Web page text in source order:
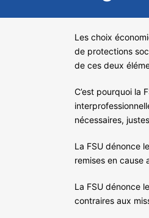
Les choix
de protections
de ces deux
C’est pourquoi la
nécessaires,
La FSU dénonce
remises en cause
La FSU dénonce
contraires aux